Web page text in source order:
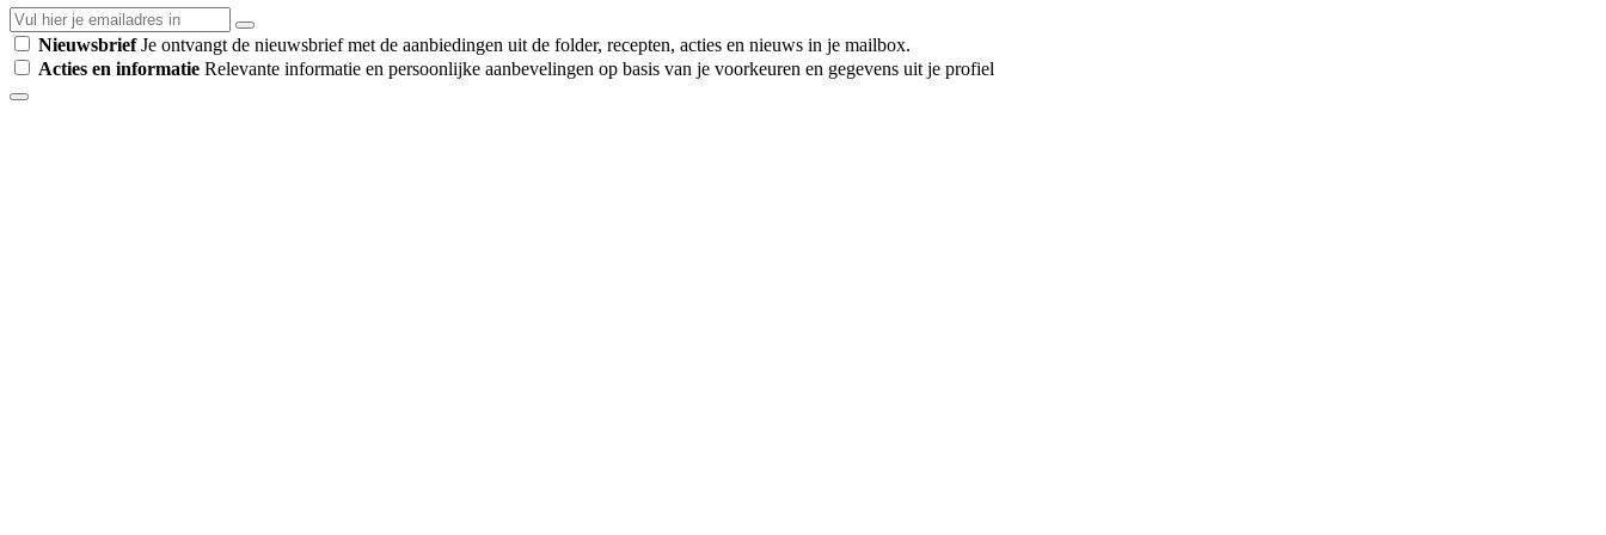
NieuwsbriefJe ontvangt de nieuwsbrief met de aanbiedingen uit de folder, recepten, acties en nieuws in je mailbox.
Acties en informatie Relevante informatie en persoonlijke aanbevelingen op basis van je voorkeuren en gegevens uit je profiel